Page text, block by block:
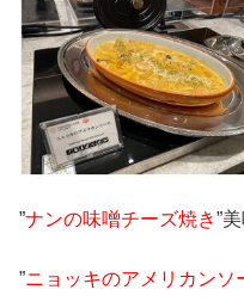
”ナンの味噌チーズ焼き”
”ニョッキのアメリカンソ